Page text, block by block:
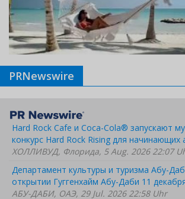
PRNewswire
Hard Rock Cafe и Coca-Cola® запускают
конкурс Hard Rock Rising для начинающих
ХОЛЛИВУД, Флорида, 5 Aug. 2026 22:07
Департамент культуры и туризма Абу-
открытии Гуггенхайм Абу-Даби 11
АБУ-ДАБИ, ОАЭ, 29 Jul. 2026 22:58 Uhr